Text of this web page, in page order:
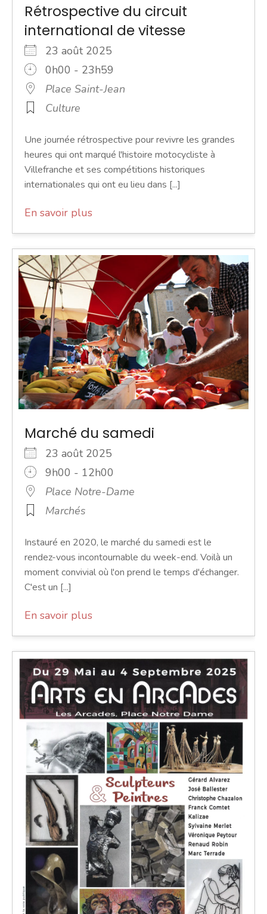
Rétrospective du circuit
international de vitesse
23 août 2025
0h00 - 23h59
Place Saint-Jean
Culture
Une journée rétrospective pour revivre les grandes
heures qui ont marqué l'histoire motocycliste à
Villefranche et ses compétitions historiques
internationales qui ont eu lieu dans [...]
En savoir plus
Marché du samedi
23 août 2025
9h00 - 12h00
Place Notre-Dame
Marchés
Instauré en 2020, le marché du samedi est le
rendez-vous incontournable du week-end. Voilà un
moment convivial où l'on prend le temps d'échanger.
C'est un [...]
En savoir plus